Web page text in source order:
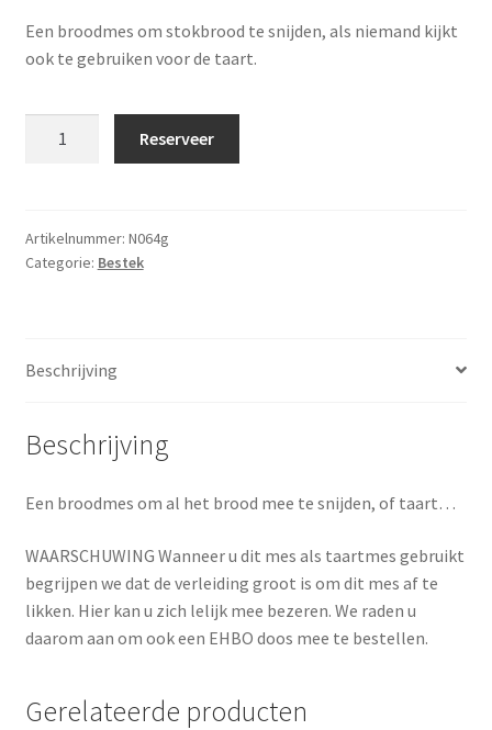
Offerte aanvraag
Een broodmes om stokbrood te snijden, als niemand kijkt
ook te gebruiken voor de taart.
Reserveer
Artikelnummer: N064g
Categorie: Bestek
Beschrijving
Beschrijving
Een broodmes om al het brood mee te snijden, of taart…
WAARSCHUWING Wanneer u dit mes als taartmes gebruikt
begrijpen we dat de verleiding groot is om dit mes af te
likken. Hier kan u zich lelijk mee bezeren. We raden u
daarom aan om ook een EHBO doos mee te bestellen.
Gerelateerde producten